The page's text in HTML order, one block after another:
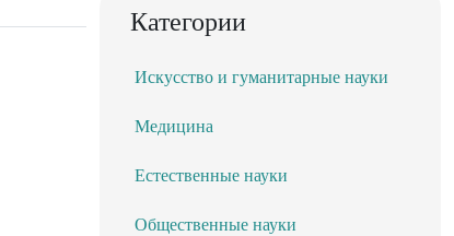
Категории
Искусство и гуманитарные науки
Медицина
Естественные науки
Общественные науки